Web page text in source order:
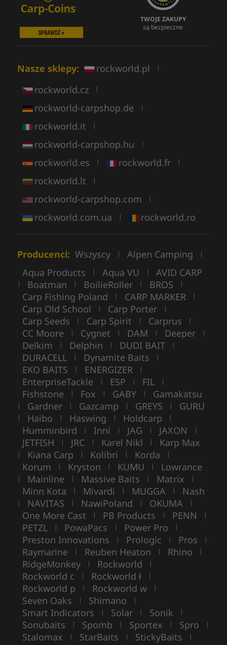
SPRAWDŹ »
TWOJE ZAKUPY
są bezpieczne
Nasze sklepy: rockworld.pl |
rockworld.cz |
rockworld-carpshop.de |
rockworld.it |
rockworld-carpshop.hu |
rockworld.es | rockworld.fr |
rockworld.lt |
rockworld-carpshop.com |
rockworld.com.ua | rockworld.ro
Producenci: Wszyscy | Alpen Camping |
Aqua Products | Aqua VU | AVID CARP
| Boatman | BoilieRoller | BROS |
Carp Fishing Poland | CARP MARKER |
Carp Old School | Carp Porter |
Carp Seeds | Carp Spirit | Carprus |
CC Moore | Cygnet | DAM | Deeper |
Delkim | Delphin | DUDI BAIT |
DURACELL | Dynamite Baits |
EKO BAITS | ENERGIZER |
EnterpriseTackle | ESP | FIL |
Fishstone | Fox | GABY | Gamakatsu
| Gardner | Gazcamp | GREYS | GURU
| Haibo | Haswing | Holdcarp |
Humminbird | Inni | JAG | JAXON |
JETFISH | JRC | Karel Nikl | Karp Max
| Kiana Carp | Kolibri | Korda |
Korum | Kryston | KUMU | Lowrance
| Mainline | Massive Baits | Matrix |
Minn Kota | Mivardi | MUGGA | Nash
| NAVITAS | NawiPoland | OKUMA |
One More Cast | PB Products | PENN |
PETZL | PowaPacs | Power Pro |
Preston Innovations | Prologic | Pros |
Raymarine | Reuben Heaton | Rhino |
RidgeMonkey | Rockworld |
Rockworld c | Rockworld ł |
Rockworld p | Rockworld w |
Seven Oaks | Shimano |
Smart Indicators | Solar | Sonik |
Sonubaits | Spomb | Sportex | Spro |
Stalomax | StarBaits | StickyBaits |